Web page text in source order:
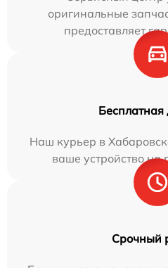
оригинальные
предоставляет
Бесплатная
Наш курьер в
ваше устройство на
Срочный